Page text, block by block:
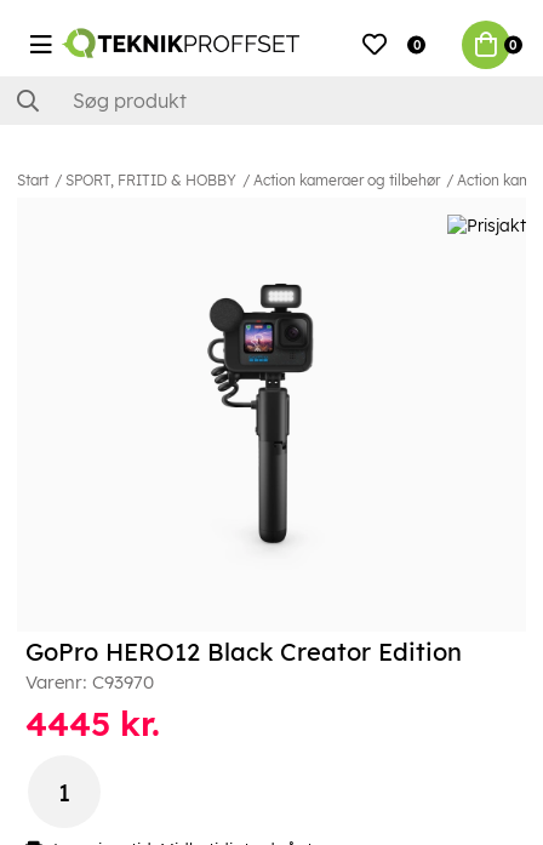
0 0
Start SPORT, FRITID & HOBBY Action kameraer og tilbehør Action
GoPro HERO12 Black Creator Edition
Varenr: C93970
4445 kr.